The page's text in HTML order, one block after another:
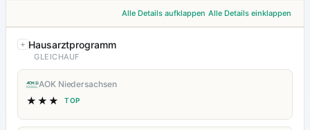
Alle Details aufklappen Alle Details einklappen
Hausarztprogramm
GLEICHAUF
AOK Niedersachsen
★★★ TOP